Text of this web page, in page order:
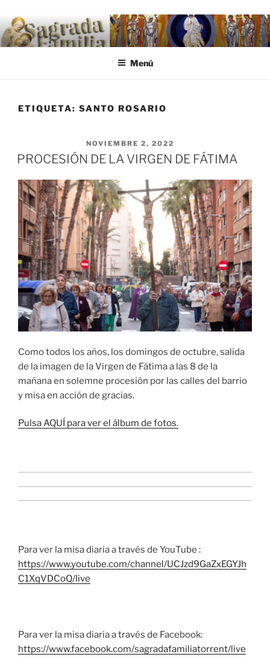
.
Menú
ETIQUETA: SANTO ROSARIO
NOVIEMBRE 2, 2022
PROCESIÓN DE LA VIRGEN DE FÁTIMA
Como todos los años, los domingos de octubre, salida
de la imagen de la Virgen de Fátima a las 8 de la
mañana en solemne procesión por las calles del barrio
y misa en acción de gracias.
Pulsa AQUÍ para ver el álbum de fotos.
Para ver la misa diaria a través de YouTube :
https://www.youtube.com/channel/UCJzd9GaZxEGYJh
C1XqVDCoQ/live
Para ver la misa diaria a través de Facebook:
https://www.facebook.com/sagradafamiliatorrent/live